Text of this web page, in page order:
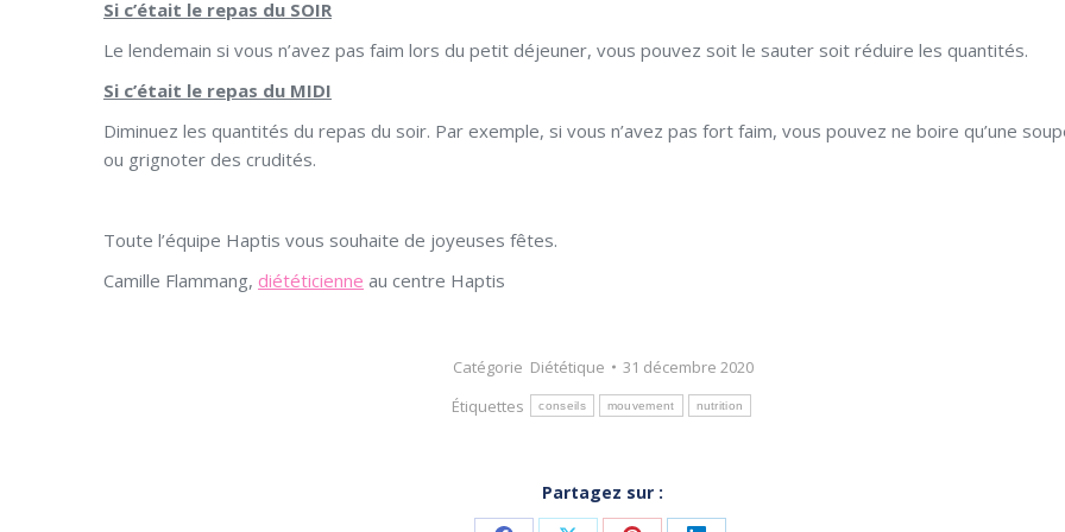
Si c’était le repas du SOIR
Le lendemain si vous n’avez pas faim lors du petit déjeuner, vous pouvez soit le sauter soit réduire les quantités.
Si c’était le repas du MIDI
Diminuez les quantités du repas du soir. Par exemple, si vous n’avez pas fort faim, vous pouvez ne boire qu’une
ou grignoter des crudités.
Toute l’équipe Haptis vous souhaite de joyeuses fêtes.
Camille Flammang, diététicienne au centre Haptis
Catégorie Diététique
31 décembre 2020
Étiquettes
conseils mouvement nutrition
Partagez sur :